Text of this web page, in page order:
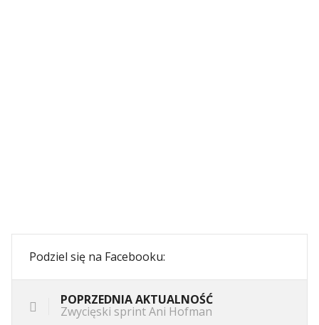
Podziel się na Facebooku:
POPRZEDNIA AKTUALNOŚĆ
Zwycięski sprint Ani Hofman